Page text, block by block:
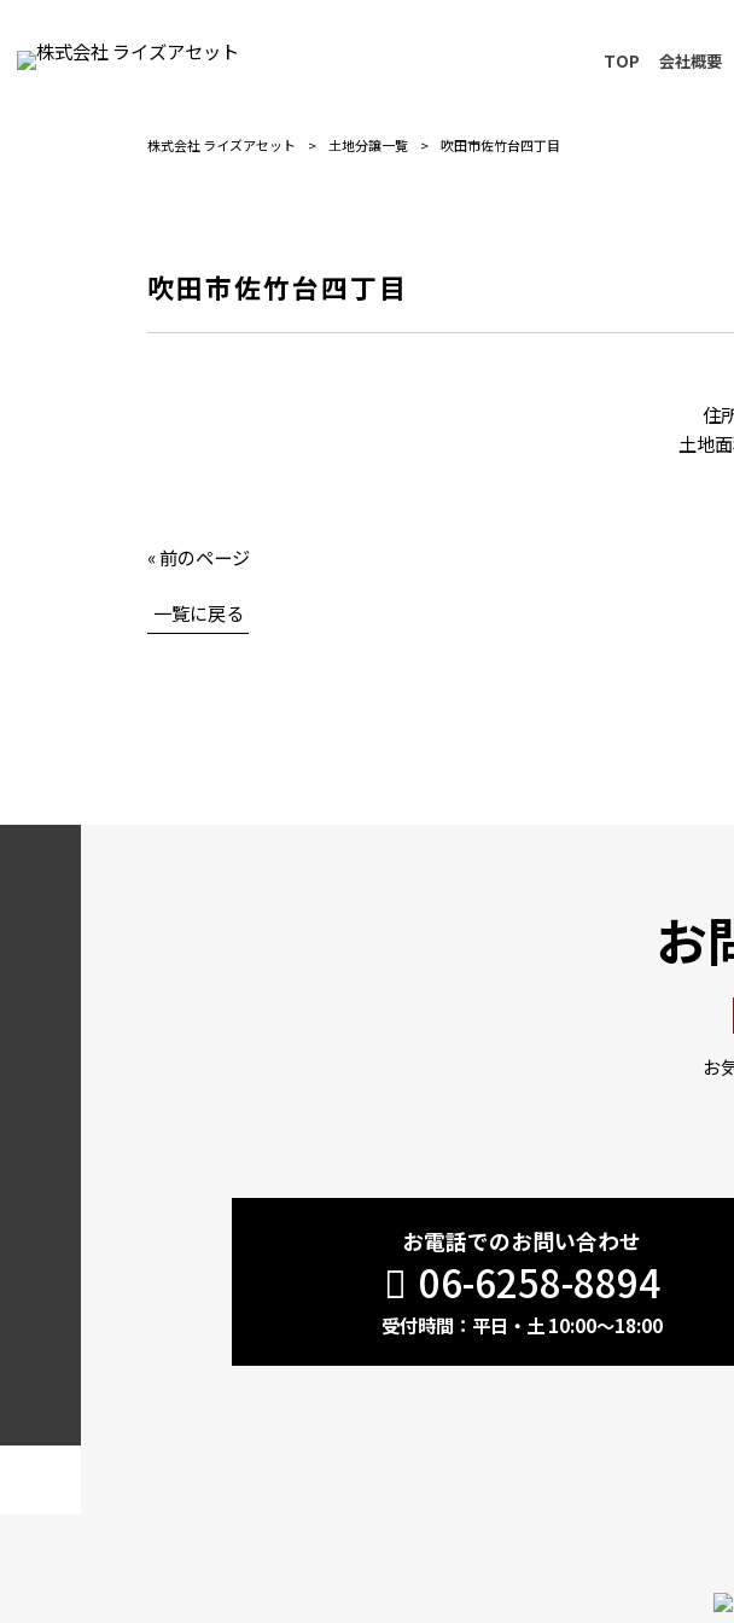
TOP 会社概要
株式会社 ライズアセット > 土地分譲一覧 > 吹田市佐竹台四丁目
吹田市佐竹台四丁目
住
土地
« 前のページ
一覧に戻る
お
お
お電話でのお問い合わせ
06-6258-8894
受付時間：平日・土 10:00～18:00